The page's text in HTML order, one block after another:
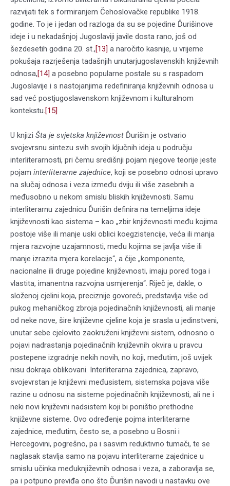
razvijati tek s formiranjem Čehoslovačke republike 1918.
godine. To je i jedan od razloga da su se pojedine Ďurišinove
ideje i u nekadašnjoj Jugoslaviji javile dosta rano, još od
šezdesetih godina 20. st.,[13] a naročito kasnije, u vrijeme
pokušaja razrješenja tadašnjih unutarjugoslavenskih književnih
odnosa,[14] a posebno popularne postale su s raspadom
Jugoslavije i s nastojanjima redefiniranja književnih odnosa u
sad već postjugoslavenskom književnom i kulturalnom
kontekstu. [15]
U knjizi Šta je svjetska književnost Ďurišin je ostvario
svojevrsnu sintezu svih svojih ključnih ideja u području
interliterarnosti, pri čemu središnji pojam njegove teorije jeste
pojam interliterarne zajednice, koji se posebno odnosi upravo
na slučaj odnosa i veza između dviju ili više zasebnih a
međusobno u nekom smislu bliskih književnosti. Samu
interliterarnu zajednicu Ďurišin definira na temeljima ideje
književnosti kao sistema – kao „zbir književnosti među kojima
postoje više ili manje uski oblici koegzistencije, veća ili manja
mjera razvojne uzajamnosti, među kojima se javlja više ili
manje izrazita mjera korelacije“, a čije „komponente,
nacionalne ili druge pojedine književnosti, imaju pored toga i
vlastita, imanentna razvojna usmjerenja“. Riječ je, dakle, o
složenoj cjelini koja, preciznije govoreći, predstavlja više od
pukog mehaničkog zbroja pojedinačnih književnosti, ali manje
od neke nove, šire književne cjeline koja je srasla u jedinstveni,
unutar sebe cjelovito zaokruženi književni sistem, odnosno o
pojavi nadrastanja pojedinačnih književnih okvira u pravcu
postepene izgradnje nekih novih, no koji, međutim, još uvijek
nisu dokraja oblikovani. Interliterarna zajednica, zapravo,
svojevrstan je književni međusistem, sistemska pojava više
razine u odnosu na sisteme pojedinačnih književnosti, ali ne i
neki novi književni nadsistem koji bi poništio prethodne
književne sisteme. Ovo određenje pojma interliterarne
zajednice, međutim, često se, a posebno u Bosni i
Hercegovini, pogrešno, pa i sasvim reduktivno tumači, te se
naglasak stavlja samo na pojavu interliterarne zajednice u
smislu učinka međuknjiževnih odnosa i veza, a zaboravlja se,
pa i potpuno previđa ono što Ďurišin navodi u nastavku ove